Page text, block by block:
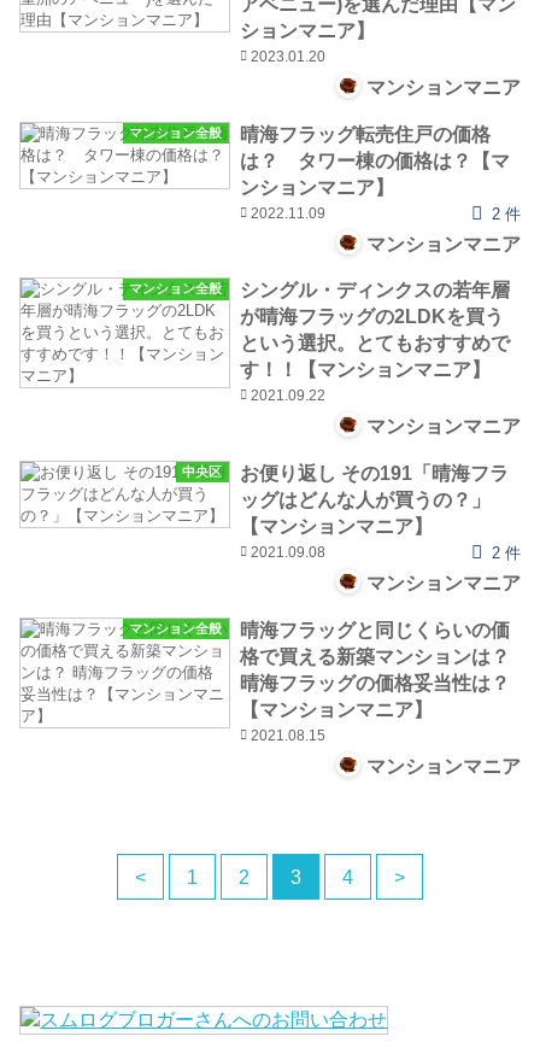
アベニュー)を選んだ理由【マン
ションマニア】
2023.01.20
マンションマニア
マンション全般
晴海フラッグ転売住戸の価格
は？ タワー棟の価格は？【マ
ンションマニア】
2022.11.09 2 件
マンションマニア
マンション全般
シングル・ディンクスの若年層
が晴海フラッグの2LDKを買う
という選択。とてもおすすめで
す！！【マンションマニア】
2021.09.22
マンションマニア
中央区
お便り返し その191「晴海フラ
ッグはどんな人が買うの？」
【マンションマニア】
2021.09.08 2 件
マンションマニア
マンション全般
晴海フラッグと同じくらいの価
格で買える新築マンションは？
晴海フラッグの価格妥当性は？
【マンションマニア】
2021.08.15
マンションマニア
< 1 2 3 4 >